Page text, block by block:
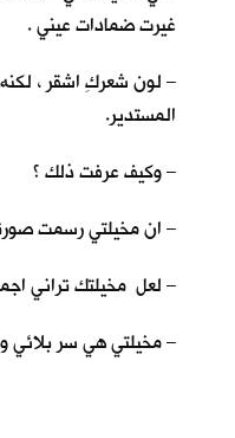
غيرت ضمادات عيني .
– لون شعركِ اشقر ،
المستدير.
– وكيف عرفت ذلك ؟
– ان مخيلتي رسمت
– لعل مخيلتك تراني
– مخيلتي هي سر بلائي